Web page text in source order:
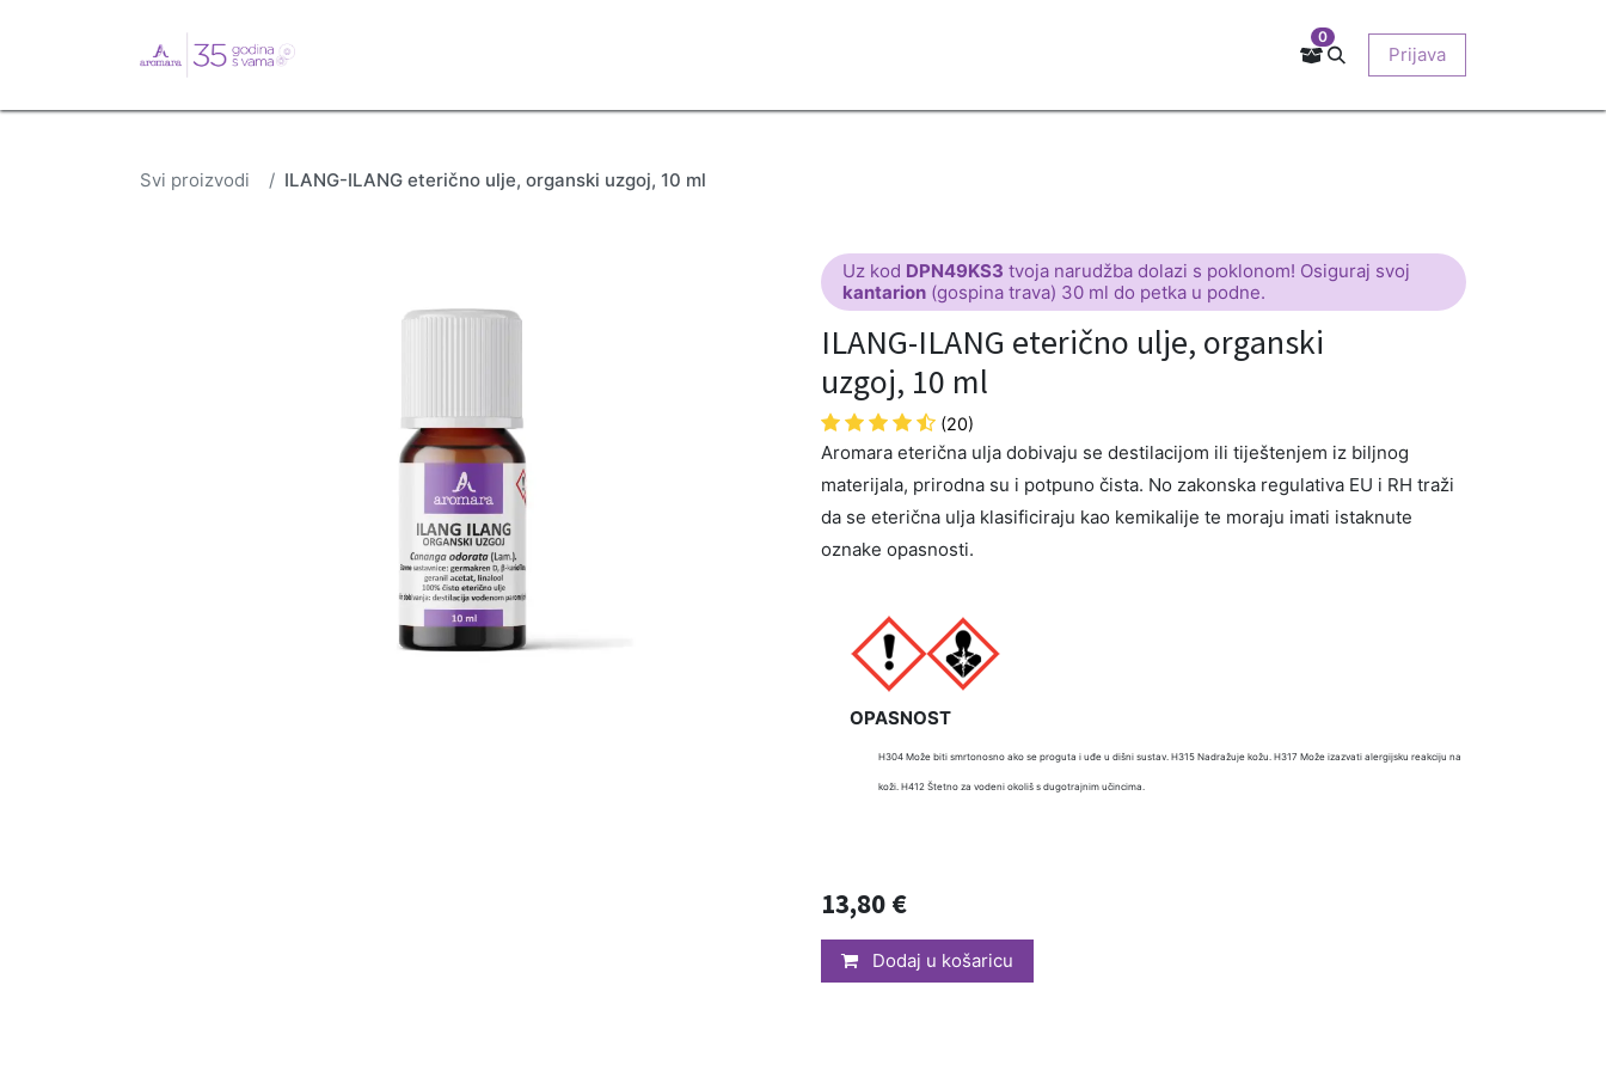
Prodajna mjesta EU-projekti
0
Prijava
Svi proizvodi ILANG-ILANG eterično ulje, organski uzgoj, 10 ml
Uz kod DPN49KS3 tvoja narudžba dolazi s poklonom! Osiguraj svoj
kantarion (gospina trava) 30 ml do petka u podne.
ILANG-ILANG eterično ulje, organski
uzgoj, 10 ml
(20)
Aromara eterična ulja dobivaju se destilacijom ili tiještenjem iz biljnog
materijala, prirodna su i potpuno čista. No zakonska regulativa EU i RH traži
da se eterična ulja klasificiraju kao kemikalije te moraju imati istaknute
oznake opasnosti.
OPASNOST
H304 Može biti smrtonosno ako se proguta i uđe u dišni sustav. H315 Nadražuje kožu. H317 Može izazvati alergijsku reakciju na
koži. H412 Štetno za vodeni okoliš s dugotrajnim učincima.
13,80 €
Dodaj u košaricu